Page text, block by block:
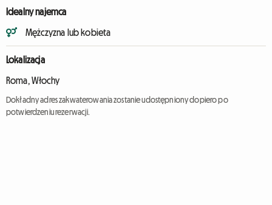
Idealny najemca
Mężczyzna lub kobieta
Lokalizacja
Roma, Włochy
Dokładny adres zakwaterowania zostanie udostępniony dopiero po
potwierdzeniu rezerwacji.